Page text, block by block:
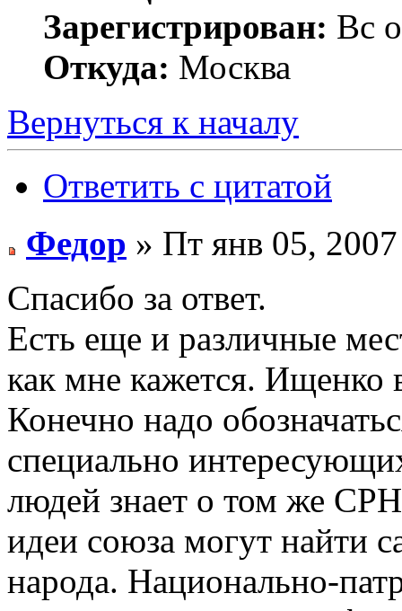
Зарегистрирован: Вс
Откуда: Москва
Вернуться к началу
Ответить с цитатой
Федор » Пт янв 05,
Спасибо за ответ.
Есть еще и различные
как мне кажется. Ищенко
Конечно надо
специально
людей знает о том же
идеи союза могут найти
народа. Национально-